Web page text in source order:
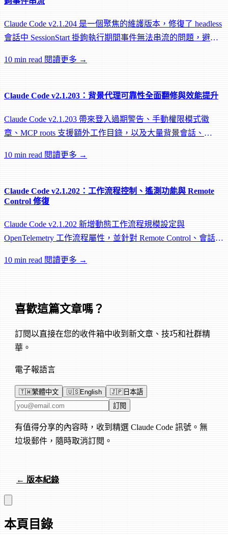
Claude Code v2.1.204 是一個聚焦的維護版本，修復了 headless
會話中 SessionStart 掛鉤執行期間事件無法串流的問題，避免
10 min read 閱讀更多 →
Claude Code v2.1.203：背景代理可靠性全面翻修與效能提升
Claude Code v2.1.203 帶來登入過期警告、手動權限模式徽
章、MCP roots 支援額外工作目錄，以及大量背景會話、
10 min read 閱讀更多 →
Claude Code v2.1.202：工作流程控制、遙測功能與 Remote
Control 修復
Claude Code v2.1.202 新增動態工作流程規模設定與
OpenTelemetry 工作流程屬性，並針對 Remote Control、會話管
10 min read 閱讀更多 →
喜歡這篇文章嗎？
訂閱以直接在您的收件箱中收到新文章、技巧和社群精
華。
電子報語言
🇹🇼繁體中文 🇺🇸English 🇯🇵日本語
電子郵件地址 訂閱
有值得分享的內容時，收到精選 Claude Code 訊號。無
垃圾郵件，隨時取消訂閱。
← 版本紀錄
本頁目錄